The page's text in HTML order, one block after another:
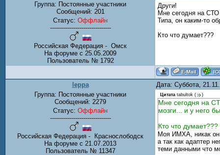
Группа: Постоянные участники
Сообщений: 201
Статус: Оффлайн
-------------------------------
Российская Федерация - Омск
На форуме с 25.05.2009
Пользователь № 1792
Други!
Мне сегодня на СТО
Типа, он каким-то
Кто что думает???
leppa Дата: Суббота,
Группа: Постоянные участники
Сообщений: 2279
Статус: Оффлайн
-------------------------------
Российская Федерация - Краснослободск
На форуме с 21.07.2013
Пользователь № 11347
Цитата tabultok ( )
Мне сегодня на
мозги... и у него
Кто что думает???
Моя ИМХА, никак он
а так как адаптер
теми данными что